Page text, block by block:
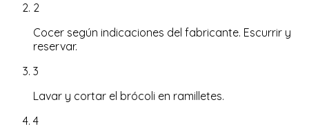
2
Cocer según indicaciones del fabricante. Escurrir y
reservar.
3
Lavar y cortar el brócoli en ramilletes.
4